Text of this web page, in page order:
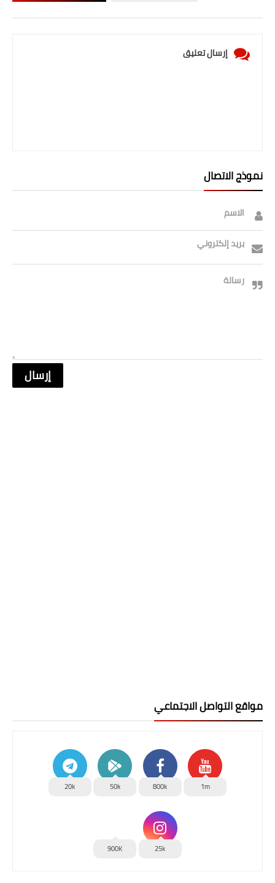
إرسال تعليق
نموذج الاتصال
الاسم
بريد إلكتروني
رسالة
مواقع التواصل الاجتماعي
1m
800k
50k
20k
25k
900K